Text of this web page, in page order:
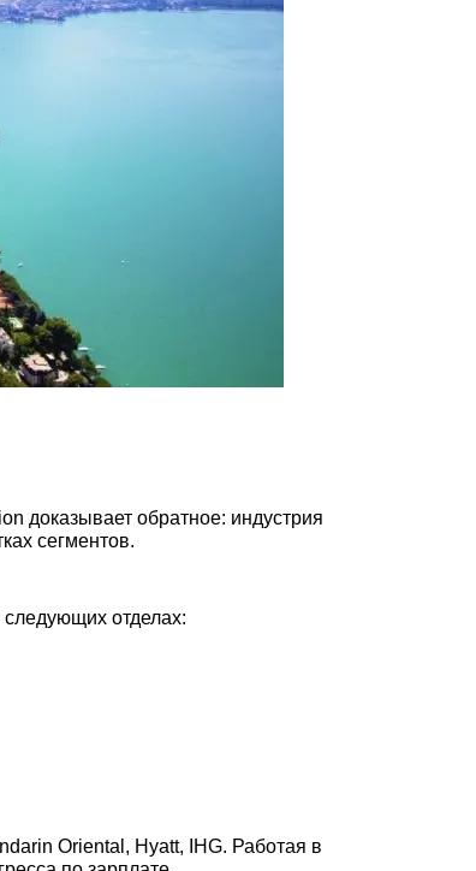
доказывает обратное: индустрия
сегментов.
отделах:
Oriental, Hyatt, IHG. Работая в